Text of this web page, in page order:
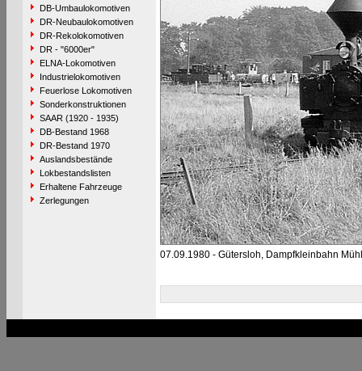
DB-Umbaulokomotiven
DR-Neubaulokomotiven
DR-Rekolokomotiven
DR - "6000er"
ELNA-Lokomotiven
Industrielokomotiven
Feuerlose Lokomotiven
Sonderkonstruktionen
SAAR (1920 - 1935)
DB-Bestand 1968
DR-Bestand 1970
Auslandsbestände
Lokbestandslisten
Erhaltene Fahrzeuge
Zerlegungen
07.09.1980 - Gütersloh, Dampfkleinbahn